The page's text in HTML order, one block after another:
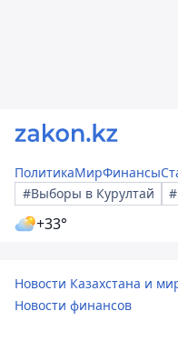
ПолитикаМирФинансы
#Выборы в Курултай
+33°
Новости Казахстана и
Новости финансов